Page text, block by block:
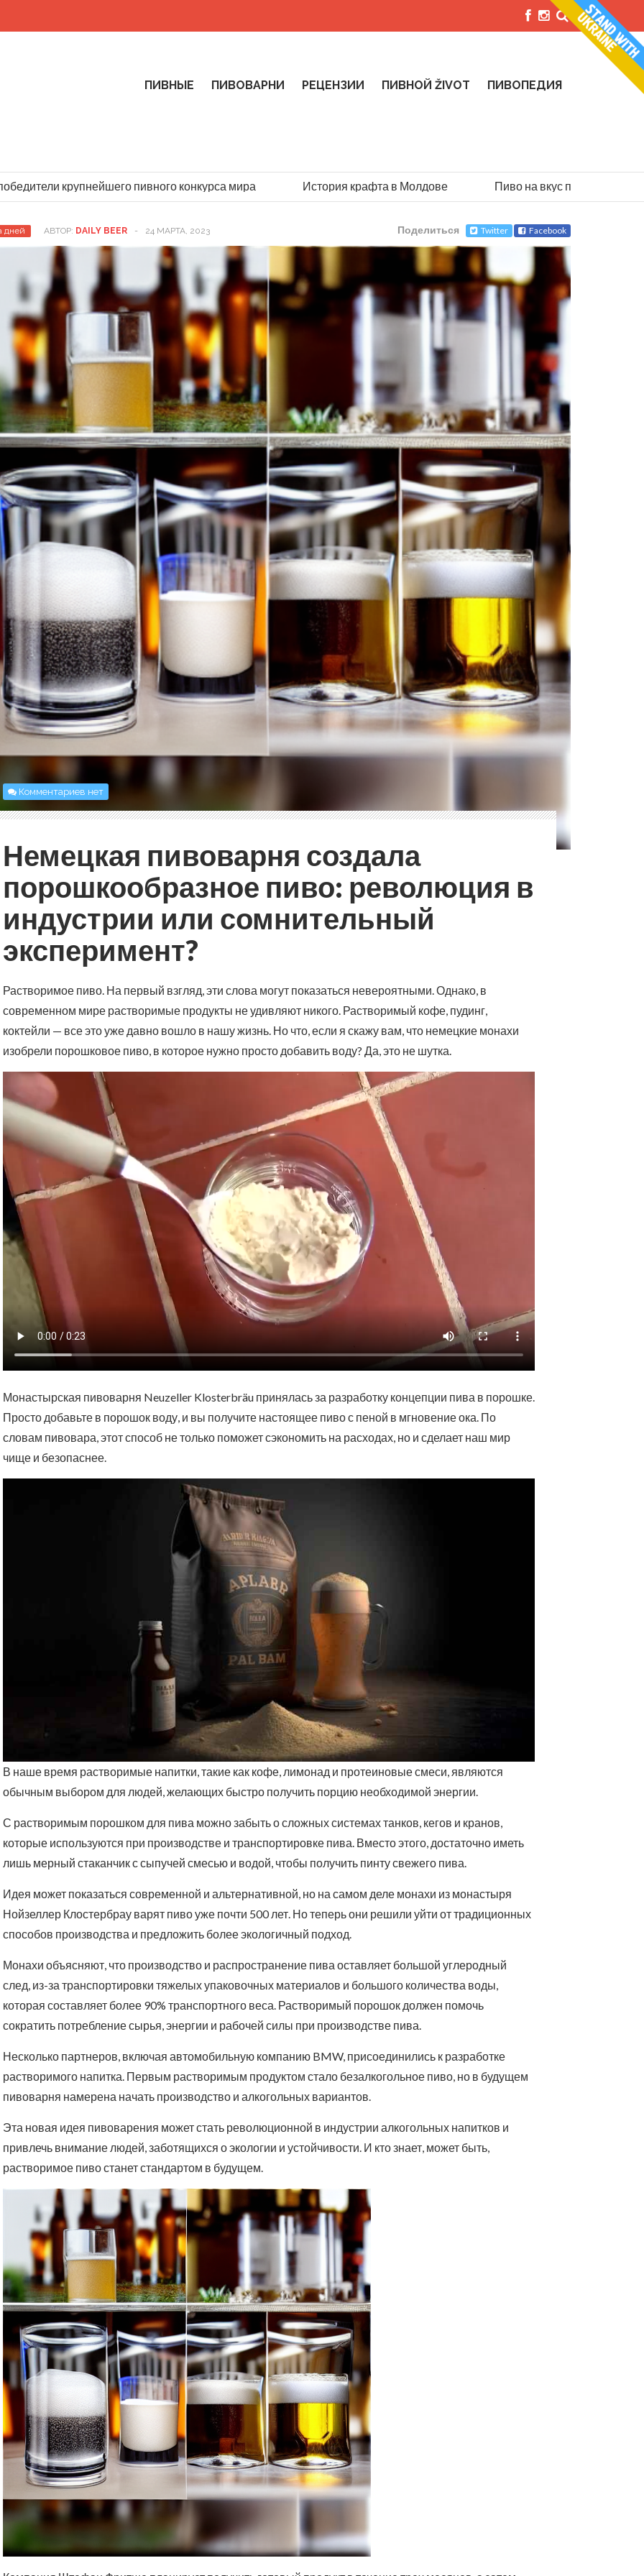
ПИВНЫЕ ПИВОВАРНИ РЕЦЕНЗИИ ПИВНОЙ ŽIVOT ПИВОПЕДИЯ
крупнейшего пивного конкурса мира История крафта в Молдове Пиво на вкус парашютиста:
дней АВТОР: DAILY BEER - 24 МАРТА, 2023 Поделиться Twitter Facebook
Комментариев нет
Немецкая пивоварня создала
порошкообразное пиво: революция в
индустрии или сомнительный
эксперимент?
Растворимое пиво. На первый взгляд, эти слова могут показаться невероятными. Однако, в
современном мире растворимые продукты не удивляют никого. Растворимый кофе, пудинг,
коктейли — все это уже давно вошло в нашу жизнь. Но что, если я скажу вам, что немецкие монахи
изобрели порошковое пиво, в которое нужно просто добавить воду? Да, это не шутка.
Монастырская пивоварня Neuzeller Klosterbräu принялась за разработку концепции пива в порошке.
Просто добавьте в порошок воду, и вы получите настоящее пиво с пеной в мгновение ока. По
словам пивовара, этот способ не только поможет сэкономить на расходах, но и сделает наш мир
чище и безопаснее.
В наше время растворимые напитки, такие как кофе, лимонад и протеиновые смеси, являются
обычным выбором для людей, желающих быстро получить порцию необходимой энергии.
С растворимым порошком для пива можно забыть о сложных системах танков, кегов и кранов,
которые используются при производстве и транспортировке пива. Вместо этого, достаточно иметь
лишь мерный стаканчик с сыпучей смесью и водой, чтобы получить пинту свежего пива.
Идея может показаться современной и альтернативной, но на самом деле монахи из монастыря
Нойзеллер Клостербрау варят пиво уже почти 500 лет. Но теперь они решили уйти от традиционных
способов производства и предложить более экологичный подход.
Монахи объясняют, что производство и распространение пива оставляет большой углеродный
след, из-за транспортировки тяжелых упаковочных материалов и большого количества воды,
которая составляет более 90% транспортного веса. Растворимый порошок должен помочь
сократить потребление сырья, энергии и рабочей силы при производстве пива.
Несколько партнеров, включая автомобильную компанию BMW, присоединились к разработке
растворимого напитка. Первым растворимым продуктом стало безалкогольное пиво, но в будущем
пивоварня намерена начать производство и алкогольных вариантов.
Эта новая идея пивоварения может стать революционной в индустрии алкогольных напитков и
привлечь внимание людей, заботящихся о экологии и устойчивости. И кто знает, может быть,
растворимое пиво станет стандартом в будущем.